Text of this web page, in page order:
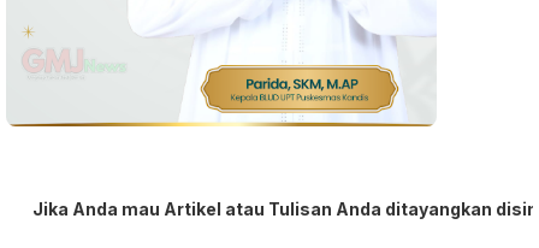
mau Artikel atau Tulisan Anda ditayangkan disini, serta